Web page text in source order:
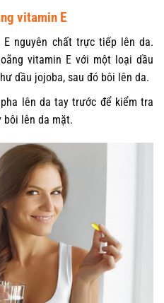
vitamin E
nguyên chất trực tiếp lên da.
vitamin E với một loại dầu
dầu jojoba, sau đó bôi lên da.
lên da tay trước để kiểm tra
bôi lên da mặt.